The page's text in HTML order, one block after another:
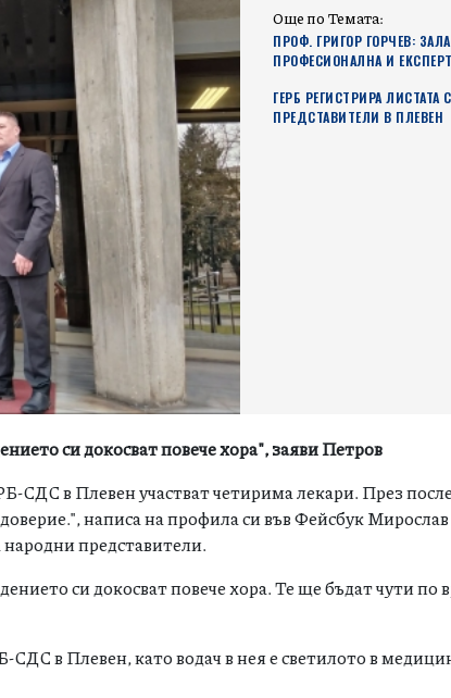
Още по Темата:
ПРОФ. ГРИГОР ГОРЧЕВ:
ПРОФЕСИОНАЛНА И
ГЕРБ РЕГИСТРИРА
ПРЕДСТАВИТЕЛИ В ПЛЕВЕН
си докосват повече хора", заяви Петров
СДС в Плевен участват четирима лекари. През
написа на профила си във Фейсбук
представители.
си докосват повече хора. Те ще бъдат чути по
СДС в Плевен, като водач в нея е светилото в